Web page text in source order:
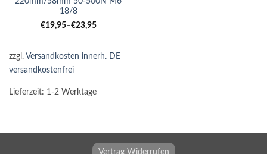
18/8
€19,95–€23,95
zzgl. Versandkosten innerh. DE
versandkostenfrei
Lieferzeit: 1-2 Werktage
Vertrag Widerrufen